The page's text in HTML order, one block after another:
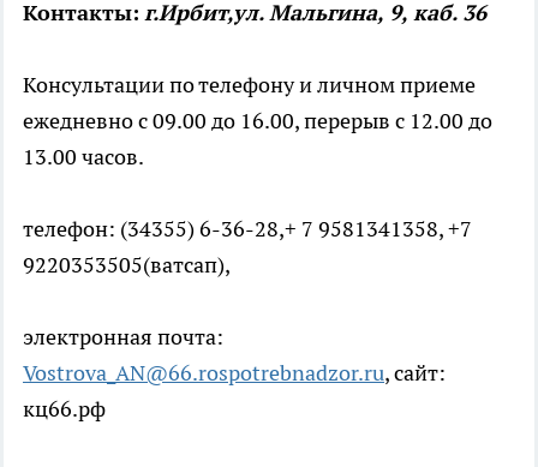
Контакты: г.Ирбит,ул. Мальгина, 9, каб. 36
Консультации по телефону и личном приеме
ежедневно с 09.00 до 16.00, перерыв с 12.00 до
13.00 часов.
телефон: (34355) 6-36-28,+ 7 9581341358, +7
9220353505(ватсап),
электронная почта:
Vostrova_AN@66.rospotrebnadzor.ru, сайт:
кц66.рф